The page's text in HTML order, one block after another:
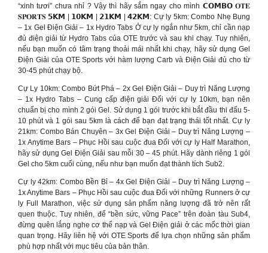
“xinh tươi” chưa nhỉ ? Vậy thì hãy sắm ngay cho mình 𝗖𝗢𝗠𝗕𝗢 𝐎𝐓𝐄
𝐒𝐏𝐎𝐑𝐓𝐒 𝟱𝗞𝗠 | 𝟭𝟬𝗞𝗠 | 𝟮𝟭𝗞𝗠 | 𝟰𝟮𝗞𝗠: Cự ly 5km: Combo Nhẹ Bụng
– 1x Gel Điện Giải – 1x Hydro Tabs Ở cự ly ngắn như 5km, chỉ cần nạp
đủ điện giải từ Hydro Tabs của OTE trước và sau khi chạy. Tuy nhiên,
nếu bạn muốn có tâm trạng thoải mái nhất khi chạy, hãy sử dụng Gel
Điện Giải của OTE Sports với hàm lượng Carb và Điện Giải đủ cho từ
30-45 phút chạy bộ.
Cự Ly 10km: Combo Bứt Phá – 2x Gel Điện Giải – Duy trì Năng Lượng
– 1x Hydro Tabs – Cung cấp điện giải Đối với cự ly 10km, bạn nên
chuẩn bị cho mình 2 gói Gel. Sử dụng 1 gói trước khi bắt đầu thi đấu 5-
10 phút và 1 gói sau 5km là cách để bạn đạt trạng thái tốt nhất. Cự ly
21km: Combo Bán Chuyên – 3x Gel Điện Giải – Duy trì Năng Lượng –
1x Anytime Bars – Phục Hồi sau cuộc đua Đối với cự ly Half Marathon,
hãy sử dụng Gel Điện Giải sau mỗi 30 – 45 phút. Hãy dành riêng 1 gói
Gel cho 5km cuối cùng, nếu như bạn muốn đạt thành tích Sub2.
Cự ly 42km: Combo Bền Bỉ – 4x Gel Điện Giải – Duy trì Năng Lượng –
1x Anytime Bars – Phục Hồi sau cuộc đua Đối với những Runners ở cự
ly Full Marathon, việc sử dụng sản phẩm năng lượng đã trở nên rất
quen thuộc. Tuy nhiên, để “bền sức, vững Pace” trên đoàn tàu Sub4,
đừng quên lắng nghe cơ thể nạp và Gel Điện giải ở các mốc thời gian
quan trọng. Hãy liên hệ với OTE Sports để lựa chọn những sản phẩm
phù hợp nhất với mục tiêu của bản thân.